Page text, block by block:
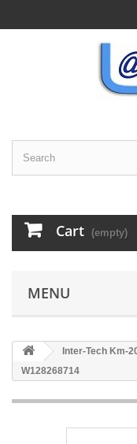
Cart (empty)
MENU
Inter-Tech Km-
W128268714